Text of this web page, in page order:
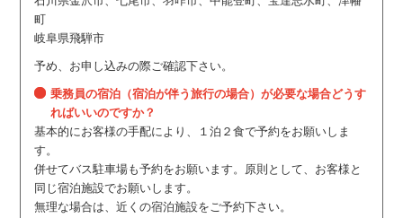
町
岐阜県飛騨市
予め、お申し込みの際ご確認下さい。
乗務員の宿泊（宿泊が伴う旅行の場合）が必要な場合どうす
ればいいのですか？
基本的にお客様の手配により、１泊２食で予約をお願いしま
す。
併せてバス駐車場も予約をお願います。原則として、お客様と
同じ宿泊施設でお願いします。
無理な場合は、近くの宿泊施設をご予約下さい。